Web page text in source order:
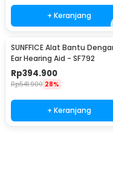
+ Keranjang
SUNFFICE Alat Bantu
Ear Hearing Aid - SF792
Rp394.900
Rp541.900 28%
+ Keranjang